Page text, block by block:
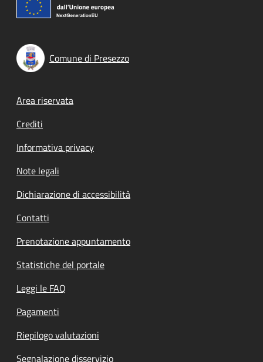
Comune di Presezzo
Footer menu
Area riservata
Crediti
Informativa privacy
Note legali
Dichiarazione di accessibilità
Contatti
Prenotazione appuntamento
Statistiche del portale
Leggi le FAQ
Pagamenti
Riepilogo valutazioni
Segnalazione disservizio